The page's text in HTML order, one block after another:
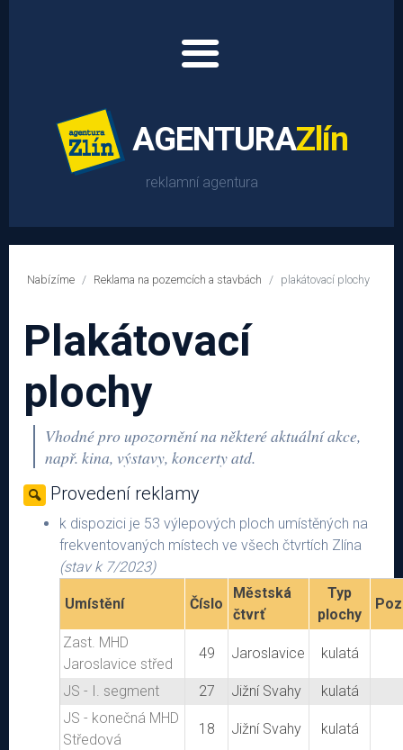
AGENTURAZlín
reklamní agentura
Politická reklama
Nabízíme Reklama na pozemcích a stavbách plakátovací plochy
Plakátovací
plochy
Vhodné pro upozornění na některé aktuální akce,
např. kina, výstavy, koncerty atd.
Provedení reklamy
k dispozici je 53 výlepových ploch umístěných na
frekventovaných místech ve všech čtvrtích Zlína
(stav k 7/2023)
Umístění Číslo
Městská
čtvrť
Typ
plochy
Zast. MHD
Jaroslavice střed
49 Jaroslavice kulatá
JS - I. segment 27 Jižní Svahy
kulatá
JS - konečná MHD
Středová
18 Jižní Svahy kulatá